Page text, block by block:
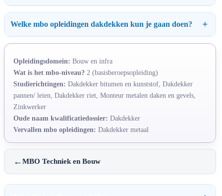
Welke mbo opleidingen dakdekken kun je gaan doen?
Opleidingsdomein: Bouw en infra
Wat is het mbo-niveau? 2 (basisberoepsopleiding)
Studierichtingen: Dakdekker bitumen en kunststof, Dakdekker
pannen/ leien, Dakdekker riet, Monteur metalen daken en gevels,
Zinkwerker
Oude naam kwalificatiedossier: Dakdekker
Vervallen mbo opleidingen: Dakdekker metaal
←MBO Techniek en Bouw